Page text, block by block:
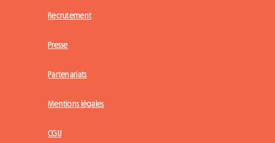
Recrutement
Presse
Partenariats
Mentions légales
CGU